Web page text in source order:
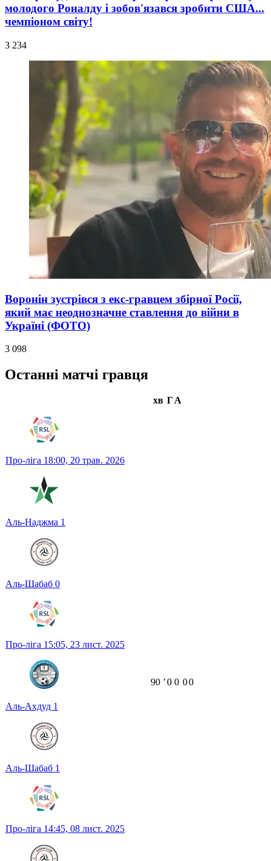
молодого Роналду і зобов'язався зробити США...
чемпіоном світу!
3 234
Воронін зустрівся з екс-гравцем збірної Росії,
який має неоднозначне ставлення до війни в
Україні (ФОТО)
3 098
Останні матчі гравця
хв ГА
Про-ліга 18:00, 20 трав. 2026
Аль-Наджма 1
Аль-Шабаб 0
Про-ліга 15:05, 23 лист. 2025
Аль-Ахдуд 1
Аль-Шабаб 1
90 ʼ0 0 00
Про-ліга 14:45, 08 лист. 2025